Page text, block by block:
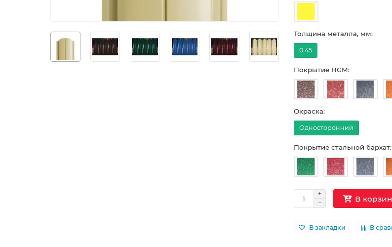
Толщина металла, мм:
0.45
Покрытие HGM:
Окраска:
Односторонний
Покрытие стальной бархат:
В
В закладки В